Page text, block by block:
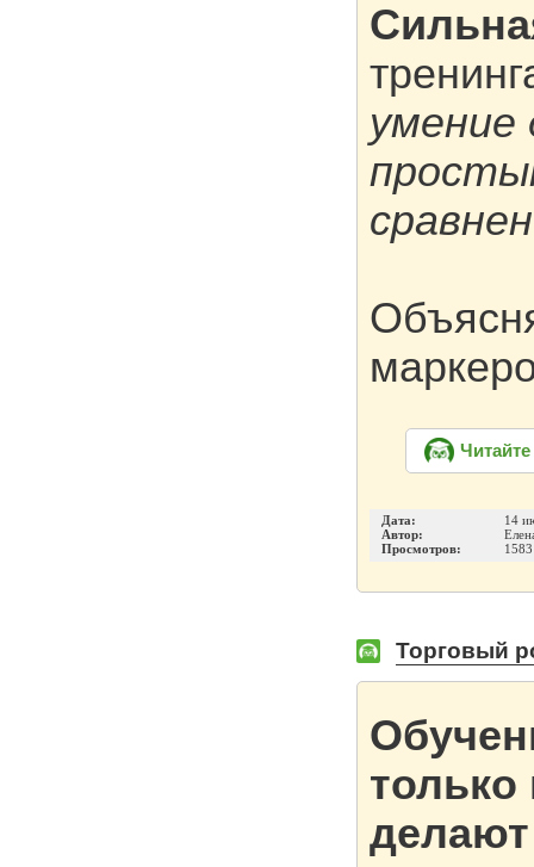
умение
Дата:
14
Автор:
Просмотров:
1583
Торговый
только